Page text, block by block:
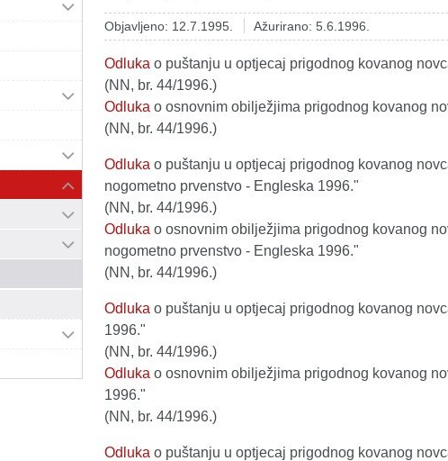
Objavljeno: 12.7.1995. Ažurirano: 5.6.1996.
Odluka o puštanju u optjecaj prigodnog kovanog
(NN, br. 44/1996.)
Odluka o osnovnim obilježjima prigodnog kovanog
(NN, br. 44/1996.)
Odluka o puštanju u optjecaj prigodnog kovanog
nogometno prvenstvo - Engleska 1996."
(NN, br. 44/1996.)
Odluka o osnovnim obilježjima prigodnog kovanog
nogometno prvenstvo - Engleska 1996."
(NN, br. 44/1996.)
Odluka o puštanju u optjecaj prigodnog kovanog
1996."
(NN, br. 44/1996.)
Odluka o osnovnim obilježjima prigodnog kovanog
1996."
(NN, br. 44/1996.)
Odluka o puštanju u optjecaj prigodnog kovanog